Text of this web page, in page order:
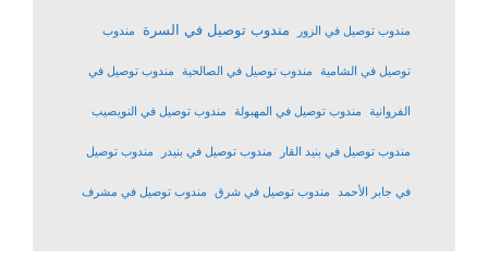
مندوب توصيل في الزور مندوب توصيل في السرة مندوب
توصيل في الشامية مندوب توصيل في الصالحية مندوب توصيل في
الفروانية مندوب توصيل في المهبولة مندوب توصيل في النويصيب
مندوب توصيل في بنيد القار مندوب توصيل في بنيدر مندوب توصيل
في جابر الأحمد مندوب توصيل في شرق مندوب توصيل في مشرف